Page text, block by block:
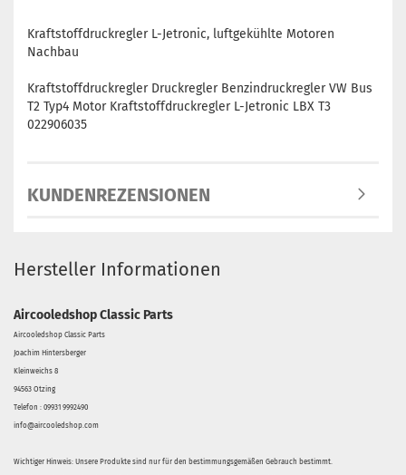
Kraftstoffdruckregler L-Jetronic, luftgekühlte Motoren
Nachbau
Kraftstoffdruckregler Druckregler Benzindruckregler VW Bus
T2 Typ4 Motor Kraftstoffdruckregler L-Jetronic LBX T3
022906035
KUNDENREZENSIONEN
Hersteller Informationen
Aircooledshop Classic Parts
Aircooledshop Classic Parts
Joachim Hintersberger
Kleinweichs 8
94563 Otzing
Telefon : 09931 9992490
info@aircooledshop.com
Wichtiger Hinweis: Unsere Produkte sind nur für den bestimmungsgemäßen Gebrauch bestimmt.